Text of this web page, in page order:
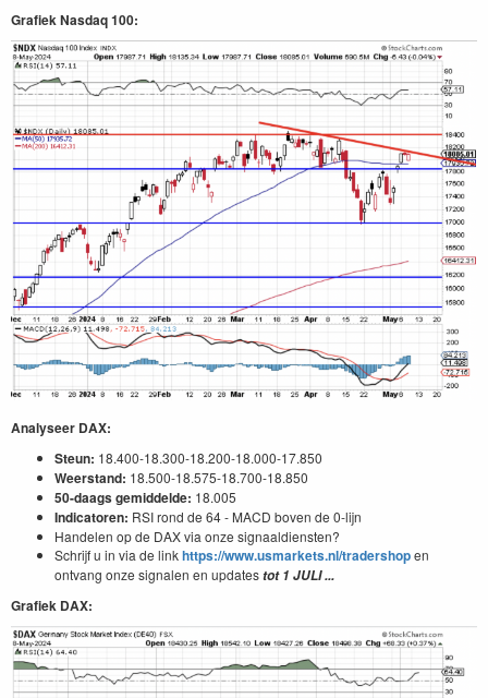
Grafiek Nasdaq 100:
Analyseer DAX:
Steun: 18.400-18.300-18.200-18.000-17.850
Weerstand: 18.500-18.575-18.700-18.850
50-daags gemiddelde: 18.005
Indicatoren: RSI rond de 64 - MACD boven de 0-lijn
Handelen op de DAX via onze signaaldiensten?
Schrijf u in via de linkhttps://www.usmarkets.nl/tradershopen
ontvang onze signalen en updatestot 1 JULI ...
Grafiek DAX: